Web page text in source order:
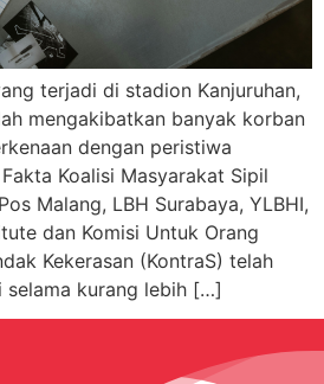
terjadi di stadion Kanjuruhan,
mengakibatkan banyak korban
dengan peristiwa
Koalisi Masyarakat Sipil
Malang, LBH Surabaya, YLBHI,
dan Komisi Untuk Orang
Kekerasan (KontraS) telah
selama kurang lebih […]